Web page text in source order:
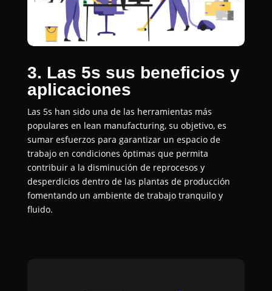
3. Las 5s sus beneficios y
aplicaciones
Las 5s han sido una de las herramientas más
populares en lean manufacturing, su objetivo, es
sumar esfuerzos para garantizar un espacio de
trabajo en condiciones óptimas que permita
contribuir a la disminución de reprocesos y
desperdicios dentro de las plantas de producción
fomentando un ambiente de trabajo tranquilo y
fluido.